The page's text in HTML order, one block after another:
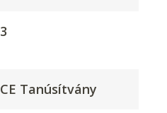
3
CE Tanúsítvány